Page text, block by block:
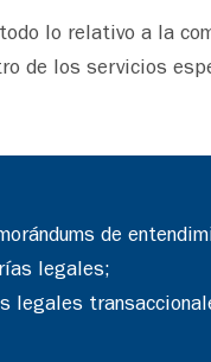
lo relativo a la
de los servicios
de
legales;
legales